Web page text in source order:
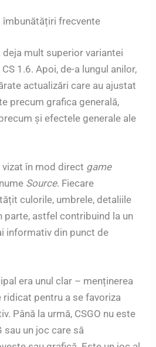
îmbunătățiri frecvente
deja mult superior variantei
1.6. Apoi, de-a lungul anilor,
actualizări care au ajustat
precum grafica generală,
și efectele generale ale
în mod direct game
Source. Fiecare
culorile, umbrele, detaliile
parte, astfel contribuind la un
informativ din punct de
era unul clar – menținerea
ridicat pentru a se favoriza
Până la urmă, CSGO nu este
sau un joc care să